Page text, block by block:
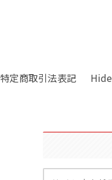
特定商取引法表記